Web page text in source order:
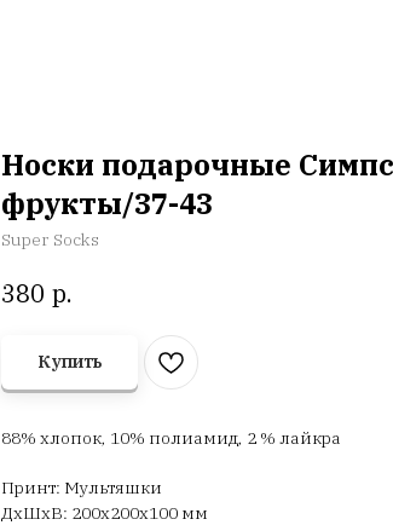
Носки подарочные
фрукты/37-43
Super Socks
380 р.
Купить
88% хлопок, 10% полиамид, 2 % лайкра
Принт: Мультяшки
ДxШxВ: 200x200x100 мм